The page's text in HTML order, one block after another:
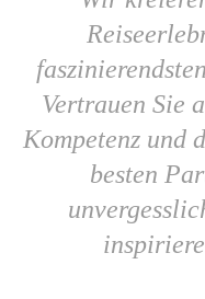
Vertrauen Sie
Kompetenz und
besten